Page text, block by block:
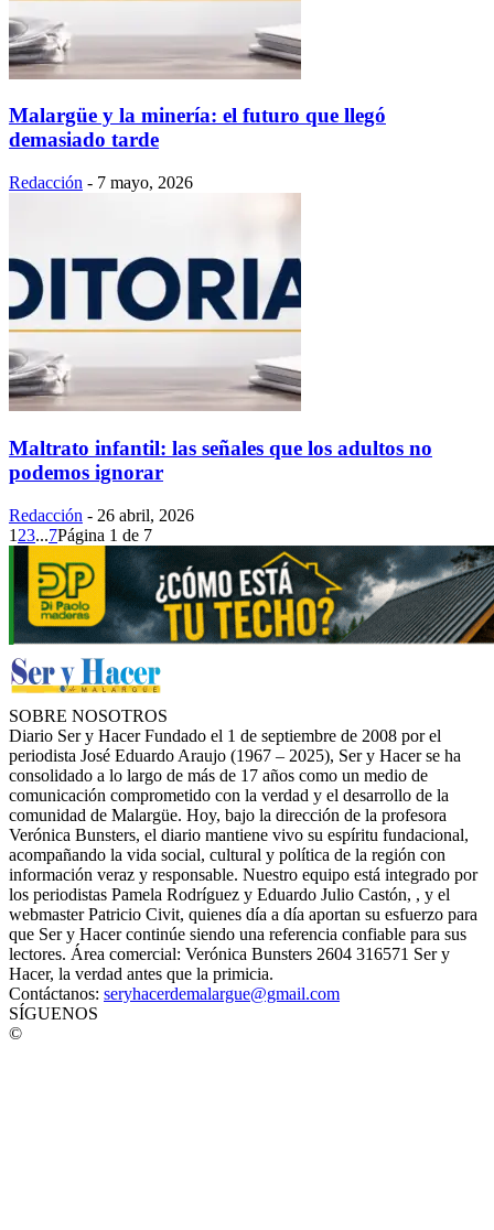
Malargüe y la minería: el futuro que llegó
demasiado tarde
Redacción - 7 mayo, 2026
Maltrato infantil: las señales que los adultos no
podemos ignorar
Redacción - 26 abril, 2026
1 23...7Página 1 de 7
SOBRE NOSOTROS
Diario Ser y Hacer Fundado el 1 de septiembre de 2008 por el
periodista José Eduardo Araujo (1967 – 2025), Ser y Hacer se ha
consolidado a lo largo de más de 17 años como un medio de
comunicación comprometido con la verdad y el desarrollo de la
comunidad de Malargüe. Hoy, bajo la dirección de la profesora
Verónica Bunsters, el diario mantiene vivo su espíritu fundacional,
acompañando la vida social, cultural y política de la región con
información veraz y responsable. Nuestro equipo está integrado por
los periodistas Pamela Rodríguez y Eduardo Julio Castón, , y el
webmaster Patricio Civit, quienes día a día aportan su esfuerzo para
que Ser y Hacer continúe siendo una referencia confiable para sus
lectores. Área comercial: Verónica Bunsters 2604 316571 Ser y
Hacer, la verdad antes que la primicia.
Contáctanos: seryhacerdemalargue@gmail.com
SÍGUENOS
©